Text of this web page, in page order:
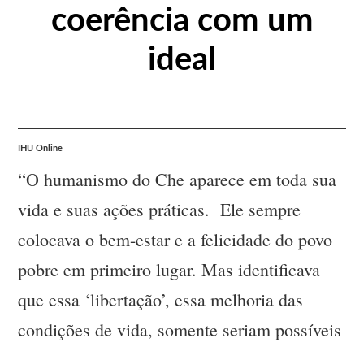
coerência com um
ideal
IHU Online
“O humanismo do Che aparece em toda sua
vida e suas ações práticas. Ele sempre
colocava o bem-estar e a felicidade do povo
pobre em primeiro lugar. Mas identificava
que essa ‘libertação’, essa melhoria das
condições de vida, somente seriam possíveis